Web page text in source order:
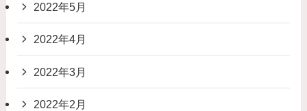
2022年5月
2022年4月
2022年3月
2022年2月